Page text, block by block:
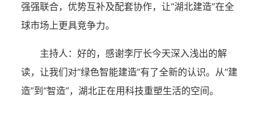
强强联合，优势互补及配套协作，让“湖北建造”在全
球市场上更具竞争力。
主持人： 好的，感谢李厅长今天深入浅出的解
读，让我们对“绿色智能建造”有了全新的认识。从“建
造”到“智造”，湖北正在用科技重塑生活的空间。